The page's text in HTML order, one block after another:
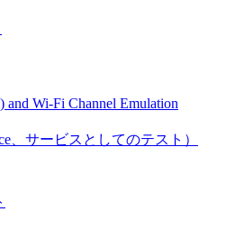
and Wi-Fi Channel Emulation
、サービスとしてのテスト）